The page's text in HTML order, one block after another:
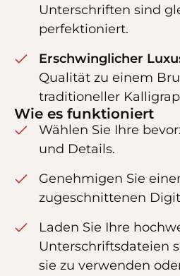
Unterschriften sind
perfektioniert.
Erschwinglicher
Qualität zu einem
traditioneller
Wie es funktioniert
Wählen Sie Ihre
und Details.
Genehmigen Sie
zugeschnittenen
Laden Sie Ihre
Unterschriftsdateien
sie zu verwenden